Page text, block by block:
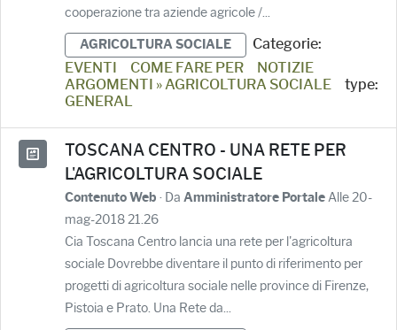
cooperazione tra aziende agricole /...
AGRICOLTURA SOCIALE
Categorie:
EVENTI
COME FARE PER
NOTIZIE
ARGOMENTI » AGRICOLTURA SOCIALE
type:
GENERAL
TOSCANA CENTRO - UNA RETE PER
L'AGRICOLTURA SOCIALE
Contenuto Web · Da Amministratore PortaleAlle 20-
mag-2018 21.26
Cia Toscana Centro lancia una rete per l'agricoltura
sociale Dovrebbe diventare il punto di riferimento per
progetti di agricoltura sociale nelle province di Firenze,
Pistoia e Prato. Una Rete da...